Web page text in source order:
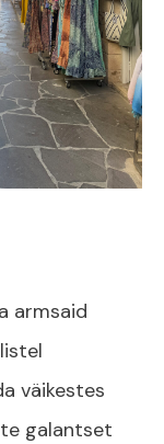
armsaid
väikestes
galantset